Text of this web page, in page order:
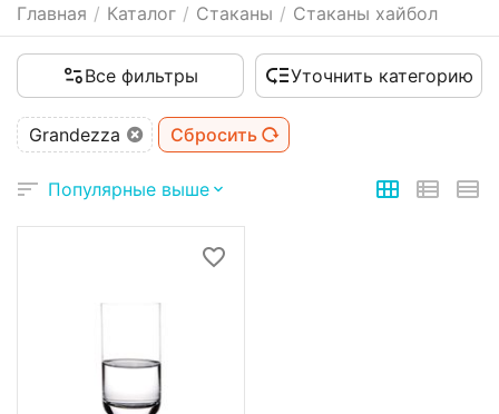
Главная / Каталог / Стаканы / Стаканы хайбол
Все фильтры Уточнить категорию
Grandezza Сбросить
Популярные выше